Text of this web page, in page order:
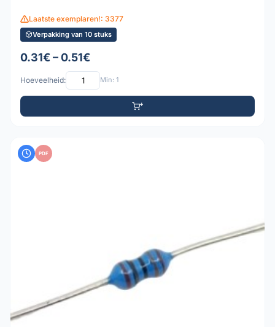
Laatste exemplaren!: 3377
Verpakking van 10 stuks
0.31€ – 0.51€
Hoeveelheid: Min: 1
PDF